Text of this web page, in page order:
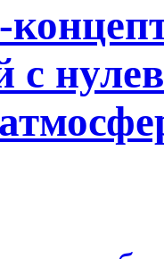
с